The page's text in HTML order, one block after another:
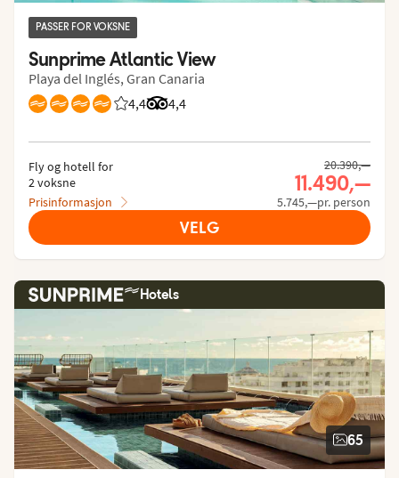
PASSER FOR VOKSNE
Sunprime Atlantic View
Playa del Inglés, Gran Canaria
4,4
Vurdering fra Vings gjester: 4.369/5
4,4
Vurdering fra Tripadvisor: 4.4 of 5
Fly og hotell for
2 voksne
Prisinformasjon
20.390,—
11.490,—
5.745,—pr. person
VELG
Hotels
65